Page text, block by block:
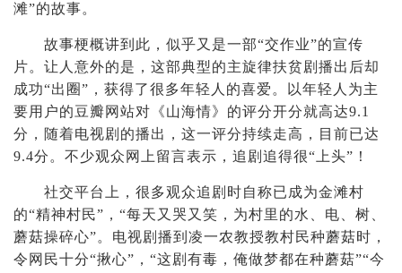
滩”的故事。
故事梗概讲到此，似乎又是一部“交作业”的宣传
片。让人意外的是，这部典型的主旋律扶贫剧播出后却
成功“出圈”，获得了很多年轻人的喜爱。以年轻人为主
要用户的豆瓣网站对《山海情》的评分开分就高达9.1
分，随着电视剧的播出，这一评分持续走高，目前已达
9.4分。不少观众网上留言表示，追剧追得很“上头”！
社交平台上，很多观众追剧时自称已成为金滩村
的“精神村民”，“每天又哭又笑，为村里的水、电、树、
蘑菇操碎心”。电视剧播到凌一农教授教村民种蘑菇时，
令网民十分“揪心”，“这剧有毒，俺做梦都在种蘑菇”“今